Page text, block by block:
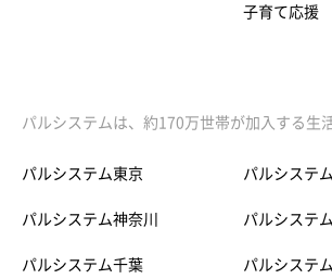
子育て応援
パルシステムは、約170万世帯が加入する生
パルシステム東京
パルシステム神奈川
パルシステム千葉
パルシステ
パルシステ
パルシステ